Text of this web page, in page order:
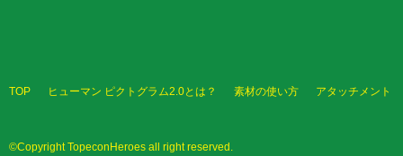
TOP ヒューマン ピクトグラム2.0とは？ 素材の使い方 アタッチメント
©Copyright TopeconHeroes all right reserved.